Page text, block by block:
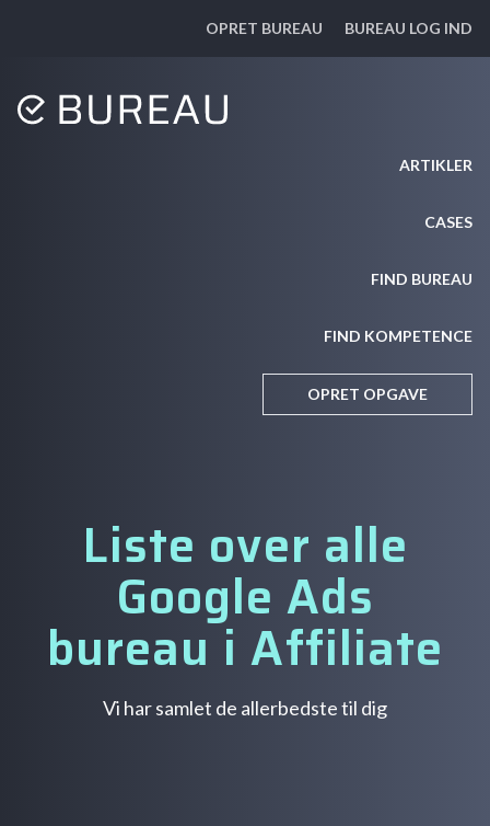
OPRET BUREAU BUREAU LOG IND
ARTIKLER
CASES
FIND BUREAU
FIND KOMPETENCE
OPRET OPGAVE
Liste over alle
Google Ads
bureau i Affiliate
Vi har samlet de allerbedste til dig